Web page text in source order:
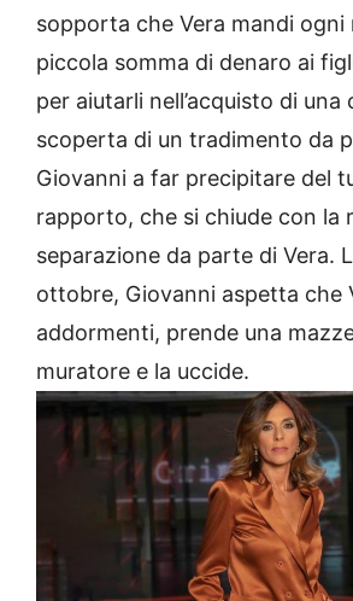
sopporta che Vera mandi ogni
piccola somma di denaro ai
per aiutarli nell’acquisto di una
scoperta di un tradimento da
Giovanni a far precipitare del
rapporto, che si chiude con la
separazione da parte di Vera.
ottobre, Giovanni aspetta che
addormenti, prende una
muratore e la uccide.